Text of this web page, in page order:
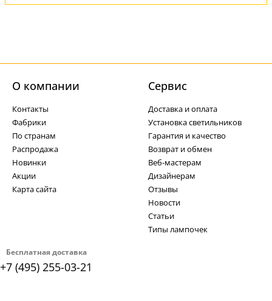
Бесплатная доставка
+7 (495) 255-03-21
О компании
Контакты
Фабрики
По странам
Распродажа
Новинки
Акции
Карта сайта
Cервис
Доставка и оплата
Установка светильников
Гарантия и качество
Возврат и обмен
Веб-мастерам
Дизайнерам
Отзывы
Новости
Статьи
Типы лампочек